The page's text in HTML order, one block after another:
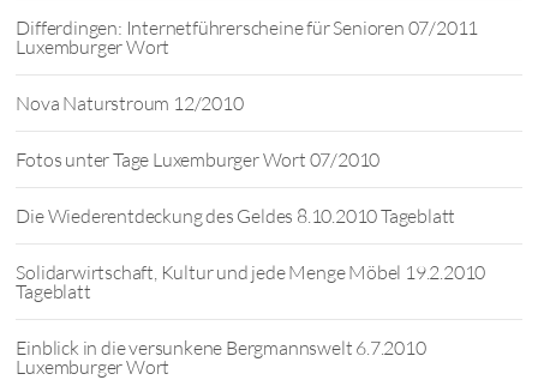
Differdingen: Internetführerscheine für Senioren 07/2011
Luxemburger Wort
Nova Naturstroum 12/2010
Fotos unter Tage Luxemburger Wort 07/2010
Die Wiederentdeckung des Geldes 8.10.2010 Tageblatt
Solidarwirtschaft, Kultur und jede Menge Möbel 19.2.2010
Tageblatt
Einblick in die versunkene Bergmannswelt 6.7.2010
Luxemburger Wort